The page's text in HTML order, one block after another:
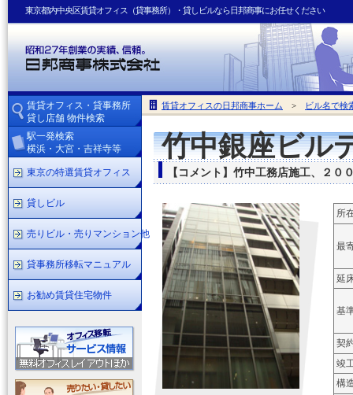
東京都内中央区賃貸オフィス（貸事務所）・貸しビルなら日邦商事にお任せください
賃貸オフィスの日邦商事ホーム > ビル名で検
竹中銀座ビル
【コメント】竹中工務店施工、２０
所
最
延
基
契
竣
構
賃貸オフィス・貸事務所
貸し店舗 物件検索
駅一発検索
横浜・大宮・吉祥寺等
東京の特選賃貸オフィス
貸しビル
売りビル・売りマンション他
貸事務所移転マニュアル
お勧め賃貸住宅物件